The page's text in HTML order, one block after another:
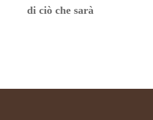
di ciò che sarà